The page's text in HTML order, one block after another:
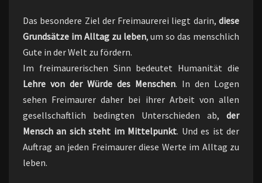
Das besondere Ziel der Freimaurerei liegt darin, diese
Grundsätze im Alltag zu leben, um so das menschlich
Gute in der Welt zu fördern.
Im freimaurerischen Sinn bedeutet Humanität die
Lehre von der Würde des Menschen. In den Logen
sehen Freimaurer daher bei ihrer Arbeit von allen
gesellschaftlich bedingten Unterschieden ab, der
Mensch an sich steht im Mittelpunkt. Und es ist der
Auftrag an jeden Freimaurer diese Werte im Alltag zu
leben.